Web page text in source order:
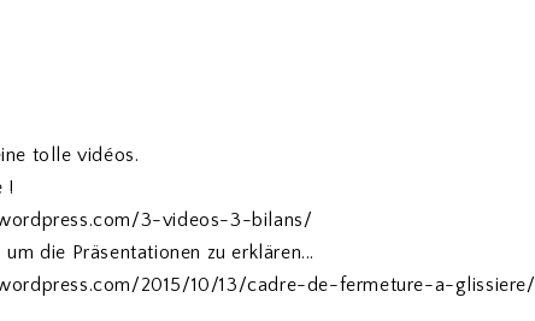
tolle vidéos.
!
3-videos-3-bilans/
die Präsentationen zu erklären...
2015/10/13/cadre-de-fermeture-a-glissiere/